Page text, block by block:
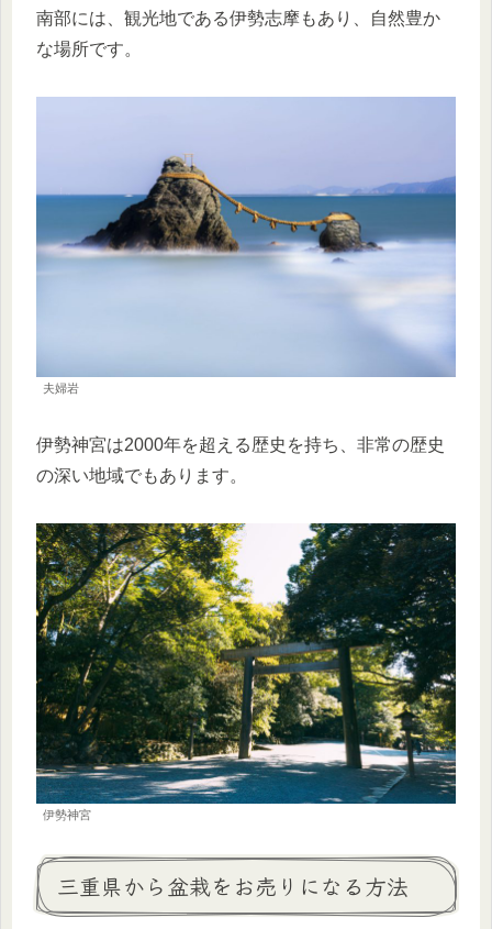
南部には、観光地である伊勢志摩もあり、自然豊か
な場所です。
夫婦岩
伊勢神宮は2000年を超える歴史を持ち、非常の歴史
の深い地域でもあります。
伊勢神宮
三重県から盆栽をお売りになる方法